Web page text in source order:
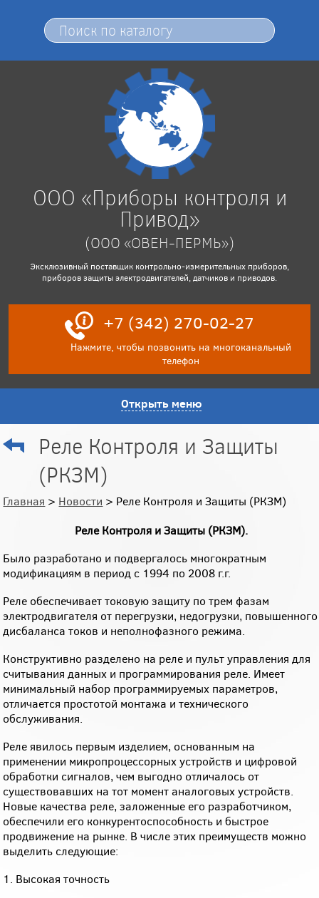
ООО «Приборы контроля и
Привод»
(ООО «ОВЕН-ПЕРМЬ»)
Эксклюзивный поставщик контрольно-измерительных приборов,
приборов защиты электродвигателей, датчиков и приводов.
+7 (342) 270-02-27
Нажмите, чтобы позвонить на многоканальный
телефон
Открыть меню
Реле Контроля и Защиты
(РКЗМ)
Главная > Новости > Реле Контроля и Защиты (РКЗМ)
Реле Контроля и Защиты (РКЗМ).
Было разработано и подвергалось многократным
модификациям в период с 1994 по 2008 г.г.
Реле обеспечивает токовую защиту по трем фазам
электродвигателя от перегрузки, недогрузки, повышенного
дисбаланса токов и неполнофазного режима.
Конструктивно разделено на реле и пульт управления для
считывания данных и программирования реле. Имеет
минимальный набор программируемых параметров,
отличается простотой монтажа и технического
обслуживания.
Реле явилось первым изделием, основанным на
применении микропроцессорных устройств и цифровой
обработки сигналов, чем выгодно отличалось от
существовавших на тот момент аналоговых устройств.
Новые качества реле, заложенные его разработчиком,
обеспечили его конкурентоспособность и быстрое
продвижение на рынке. В числе этих преимуществ можно
выделить следующие:
1. Высокая точность